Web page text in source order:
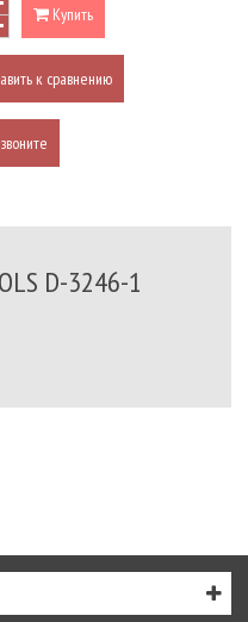
Купить
к сравнению
D-3246-1